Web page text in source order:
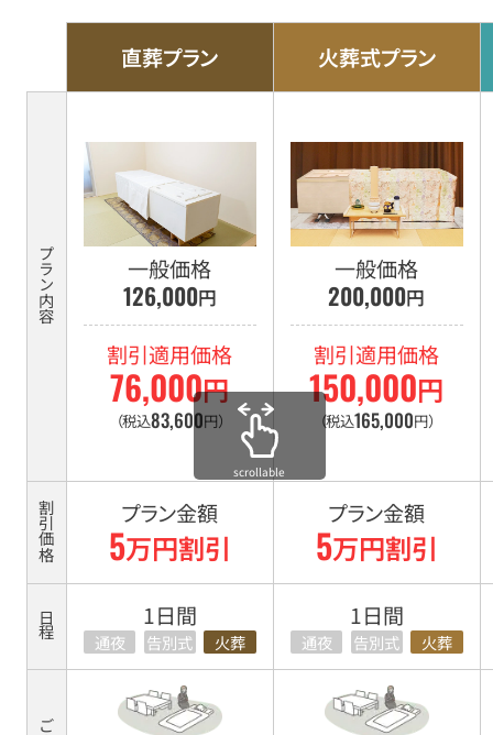
価
格・
日
す
す
め
比
表
直葬プラン 火葬式プラン
プラン内容 一般価格
126,000円
割引適用価格
76,000円
（税込83,600円）
一般価格
200,000円
割引適用価格
150,000円
（税込165,000円）
割引価格 プラン金額
5万円割引
プラン金額
5万円割引
日程 1日間
通夜 告別式 火葬
1日間
通夜 告別式 火葬
scrollable